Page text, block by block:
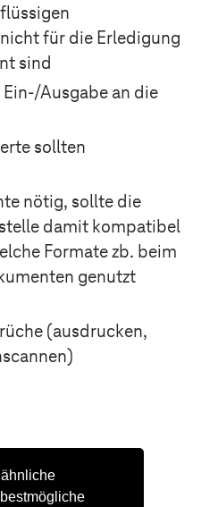
für die Erledigung
sind
Ausgabe an die
sollten
nötig, sollte die
damit kompatibel
Formate zb. beim
genutzt
(ausdrucken,